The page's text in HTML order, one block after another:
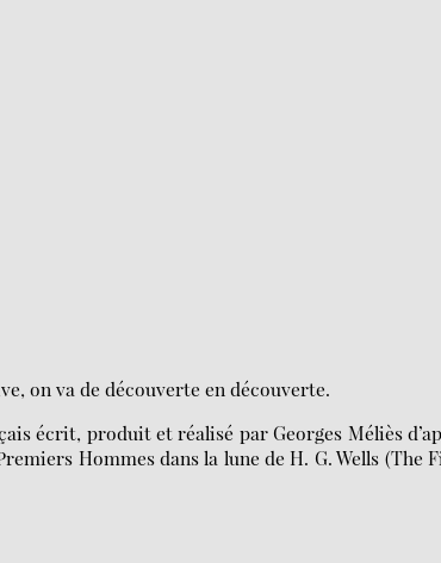
on va de découverte en découverte.
écrit, produit et réalisé par Georges Méliès
Hommes dans la lune de H. G. Wells (The